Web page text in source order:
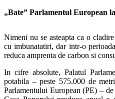
„Bate” Parlamentul European
Nimeni nu se asteapta ca o
cu imbunatatiri, dar intr-o
reduca amprenta de carbon si
In cifre absolute, Palatul
potabila – peste 575.000 de
Parlamentului European (PE) –